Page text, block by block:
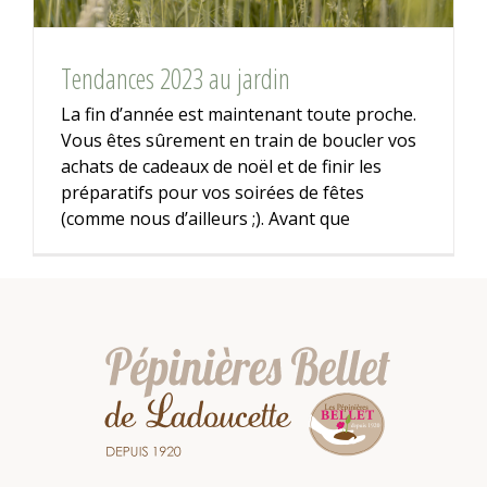
Tendances 2023 au jardin
La fin d’année est maintenant toute proche.
Vous êtes sûrement en train de boucler vos
achats de cadeaux de noël et de finir les
préparatifs pour vos soirées de fêtes
(comme nous d’ailleurs ;). Avant que